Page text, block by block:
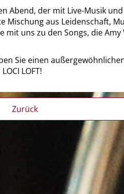
Abend, der mit Live-Musik
Mischung aus Leidenschaft,
mit uns zu den Songs, die
Sie einen
LOFT!
Zurück